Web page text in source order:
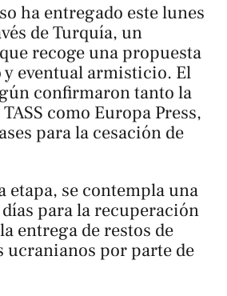
ha entregado este lunes
de Turquía, un
recoge una propuesta
y eventual armisticio. El
confirmaron tanto la
como Europa Press,
para la cesación de
etapa, se contempla una
para la recuperación
entrega de restos de
por parte de